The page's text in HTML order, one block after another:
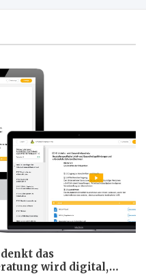
das
wird digital,